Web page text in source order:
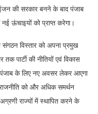
की सरकार बनने के बाद पंजाब
ऊंचाइयों को प्राप्त करेगा।
संगठन विस्तार को अपना प्रमुख
पार्टी की नीतियों एवं विकास
पंजाब के लिए नए अवसर लेकर आएगा
को और अधिक समर्थन
राज्यों में स्थापित करने के